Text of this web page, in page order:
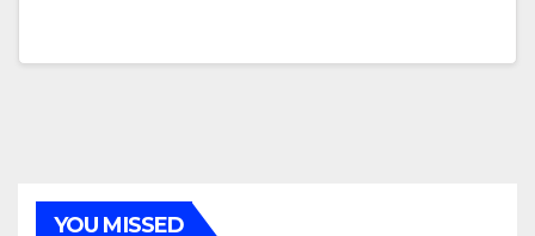
YOU MISSED